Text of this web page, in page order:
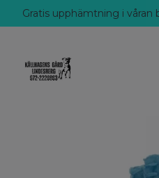
Gratis upphämtning i våran